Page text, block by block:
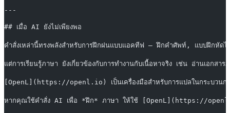
---
## เมื่อ AI ยังไม่เพียงพอ
คำสั่งเหล่านี้ทรงพลังสำหรับการฝึกฝนแบบแอคทีฟ — ฝึกคำศัพท์, แบบฝึกหัด
แต่การเรียนรู้ภาษา ยังเกี่ยวข้องกับการทำงานกับเนื้อหาจริง เช่น อ่านเอก
[OpenL](https://openl.io) เป็นเครื่องมือสำหรับการแปลในกระบวนการ
หากคุณใช้คำสั่ง AI เพื่อ *ฝึก* ภาษา ให้ใช้ [OpenL](https://openl.io)